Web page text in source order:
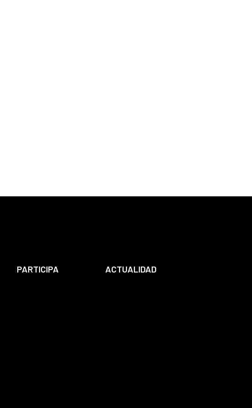
PARTICIPA
ACTUALIDAD